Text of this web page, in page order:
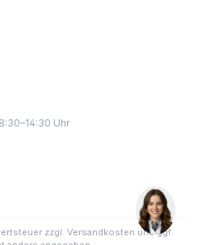
Uhr
zzgl. Versandkosten und ggf.